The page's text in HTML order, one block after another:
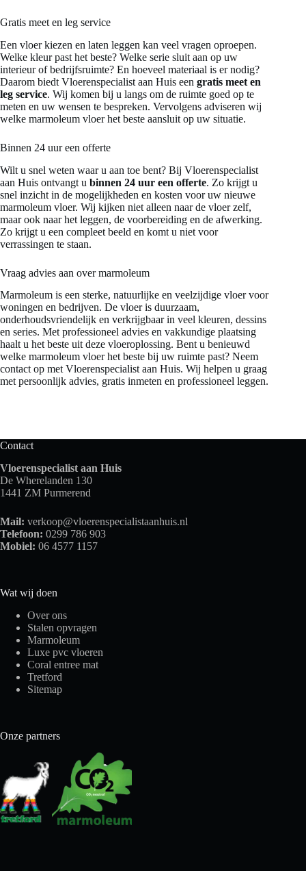
Gratis meet en leg service
Een vloer kiezen en laten leggen kan veel vragen oproepen.
Welke kleur past het beste? Welke serie sluit aan op uw
interieur of bedrijfsruimte? En hoeveel materiaal is er nodig?
Daarom biedt Vloerenspecialist aan Huis een gratis meet en
leg service. Wij komen bij u langs om de ruimte goed op te
meten en uw wensen te bespreken. Vervolgens adviseren wij
welke marmoleum vloer het beste aansluit op uw situatie.
Binnen 24 uur een offerte
Wilt u snel weten waar u aan toe bent? Bij Vloerenspecialist
aan Huis ontvangt u binnen 24 uur een offerte. Zo krijgt u
snel inzicht in de mogelijkheden en kosten voor uw nieuwe
marmoleum vloer. Wij kijken niet alleen naar de vloer zelf,
maar ook naar het leggen, de voorbereiding en de afwerking.
Zo krijgt u een compleet beeld en komt u niet voor
verrassingen te staan.
Vraag advies aan over marmoleum
Marmoleum is een sterke, natuurlijke en veelzijdige vloer voor
woningen en bedrijven. De vloer is duurzaam,
onderhoudsvriendelijk en verkrijgbaar in veel kleuren, dessins
en series. Met professioneel advies en vakkundige plaatsing
haalt u het beste uit deze vloeroplossing. Bent u benieuwd
welke marmoleum vloer het beste bij uw ruimte past? Neem
contact op met Vloerenspecialist aan Huis. Wij helpen u graag
met persoonlijk advies, gratis inmeten en professioneel leggen.
Contact
Vloerenspecialist aan Huis
De Wherelanden 130
1441 ZM Purmerend
Mail: verkoop@vloerenspecialistaanhuis.nl
Telefoon: 0299 786 903
Mobiel: 06 4577 1157
Wat wij doen
Over ons
Stalen opvragen
Marmoleum
Luxe pvc vloeren
Coral entree mat
Tretford
Sitemap
Onze partners